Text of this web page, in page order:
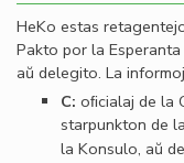
HeKo estas
Pakto por la
aŭ delegito. La
C: oﬁcialaj de la
starpunkton de
la Konsulo, aŭ